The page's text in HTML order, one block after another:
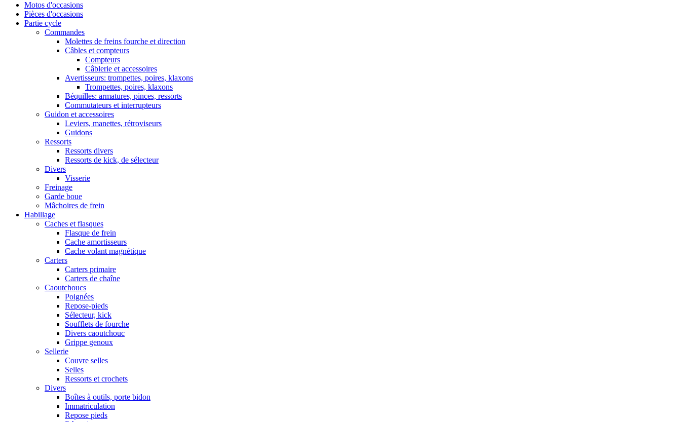
Motos d'occasions
Pièces d'occasions
Partie cycle
Commandes
Molettes de freins fourche et direction
Câbles et compteurs
Compteurs
Câblerie et accessoires
Avertisseurs: trompettes, poires, klaxons
Trompettes, poires, klaxons
Béquilles: armatures, pinces, ressorts
Commutateurs et interrupteurs
Guidon et accessoires
Leviers, manettes, rétroviseurs
Guidons
Ressorts
Ressorts divers
Ressorts de kick, de sélecteur
Divers
Visserie
Freinage
Garde boue
Mâchoires de frein
Habillage
Caches et flasques
Flasque de frein
Cache amortisseurs
Cache volant magnétique
Carters
Carters primaire
Carters de chaîne
Caoutchoucs
Poignées
Repose-pieds
Sélecteur, kick
Soufflets de fourche
Divers caoutchouc
Grippe genoux
Sellerie
Couvre selles
Selles
Ressorts et crochets
Divers
Boîtes à outils, porte bidon
Immatriculation
Repose pieds